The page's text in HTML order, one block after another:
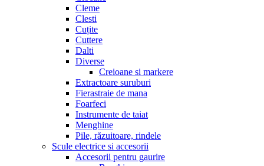
Cleme
Clesti
Cuțite
Cuttere
Dalti
Diverse
Creioane si markere
Extractoare suruburi
Fierastraie de mana
Foarfeci
Instrumente de taiat
Menghine
Pile, răzuitoare, rindele
Scule electrice si accesorii
Accesorii pentru gaurire